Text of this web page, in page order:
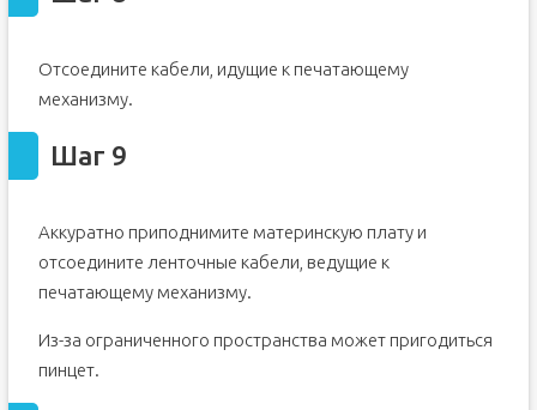
Отсоедините кабели, идущие к печатающему
механизму.
Шаг 9
Аккуратно приподнимите материнскую плату и
отсоедините ленточные кабели, ведущие к
печатающему механизму.
Из-за ограниченного пространства может пригодиться
пинцет.